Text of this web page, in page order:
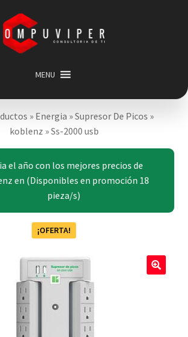
MENU
Inicio
Categorias
Expandir
hijo
Carrito
Mi cuenta
Acerca de
» Energia »Supresor De Picos »
koblenz »Ss-2000 usb
el año con los mejores precios de
en (Disponibles en promoción 18
pieza/s)
¡OFERTA!